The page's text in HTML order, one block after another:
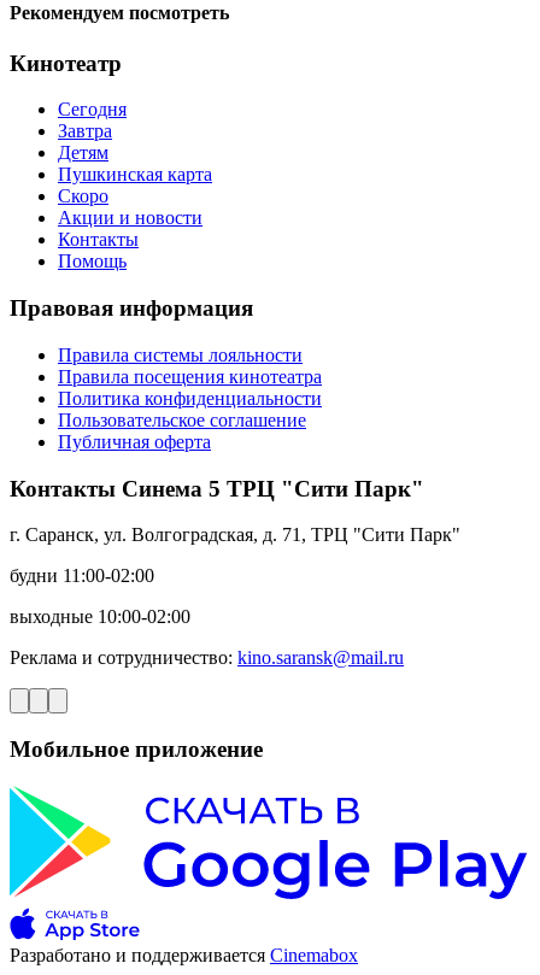
Рекомендуем посмотреть
Кинотеатр
Сегодня
Завтра
Детям
Пушкинская карта
Скоро
Акции и новости
Контакты
Помощь
Правовая информация
Правила системы лояльности
Правила посещения кинотеатра
Политика конфиденциальности
Пользовательское соглашение
Публичная оферта
Контакты Синема 5 ТРЦ "Сити Парк"
г. Саранск, ул. Волгоградская, д. 71, ТРЦ "Сити Парк"
будни 11:00-02:00
выходные 10:00-02:00
Реклама и сотрудничество: kino.saransk@mail.ru
Мобильное приложение
Разработано и поддерживается Cinemabox